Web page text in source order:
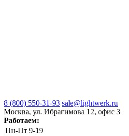
8 (800) 550-31-93 sale@lightwerk.ru
Москва, ул. Ибрагимова 12, офис 3
Работаем:
Пн-Пт 9-19